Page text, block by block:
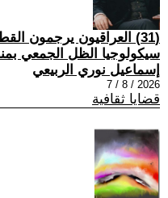
(31) العراقيون يرجمون
سيكولوجيا الظل الجمعي
إسماعيل نوري الربيعي
2026 / 8 / 7
قضايا ثقافية